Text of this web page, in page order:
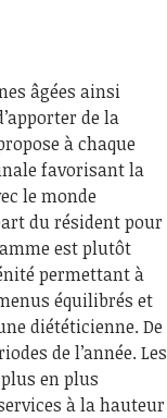
âgées ainsi
de la
à chaque
favorisant la
le monde
du résident pour
est plutôt
permettant à
équilibrés et
diététicienne. De
de l’année. Les
en plus
à la hauteur